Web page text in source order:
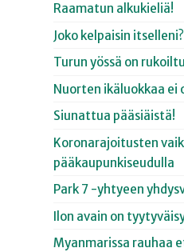
Raamatun alkukieliä!
Joko kelpaisin itselleni?
Turun yössä on
Nuorten ikäluokkaa
Siunattua pääsiäistä!
Koronarajoitusten
pääkaupunkiseudulla
Park 7 -yhtyeen
Ilon avain on
Myanmarissa rauhaa